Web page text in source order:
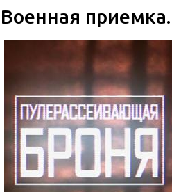
Военная